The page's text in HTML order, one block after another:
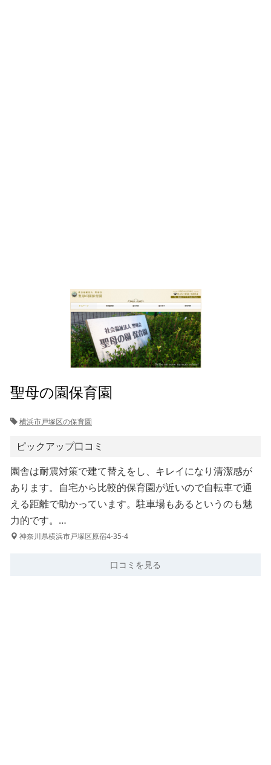
聖母の園保育園
横浜市戸塚区の保育園
ピックアップ口コミ
園舎は耐震対策で建て替えをし、キレイになり清潔感が
あります。自宅から比較的保育園が近いので自転車で通
える距離で助かっています。駐車場もあるというのも魅
力的です。…
神奈川県横浜市戸塚区原宿4-35-4
口コミを見る